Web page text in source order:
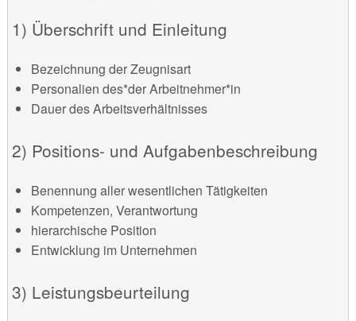
1) Überschrift und Einleitung
Bezeichnung der Zeugnisart
Personalien des*der Arbeitnehmer*in
Dauer des Arbeitsverhältnisses
2) Positions- und Aufgabenbeschreibung
Benennung aller wesentlichen Tätigkeiten
Kompetenzen, Verantwortung
hierarchische Position
Entwicklung im Unternehmen
3) Leistungsbeurteilung